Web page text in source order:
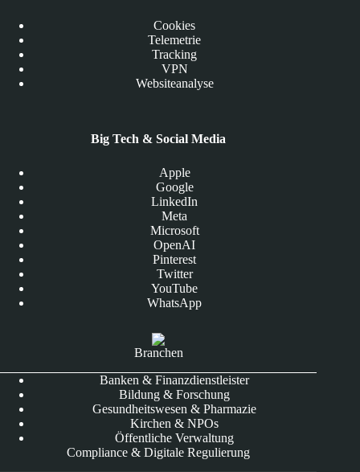
Cookies
Telemetrie
Tracking
VPN
Websiteanalyse
Big Tech & Social Media
Apple
Google
LinkedIn
Meta
Microsoft
OpenAI
Pinterest
Twitter
YouTube
WhatsApp
Branchen
Banken & Finanzdienstleister
Bildung & Forschung
Gesundheitswesen & Pharmazie
Kirchen & NPOs
Öffentliche Verwaltung
Compliance & Digitale Regulierung